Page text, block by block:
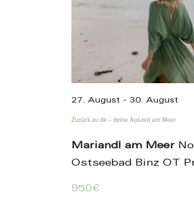
Zurück zu dir – deine Auszeit am Meer
27. August - 30. August
Mariandl am Meer
Ostseebad Binz OT
950€